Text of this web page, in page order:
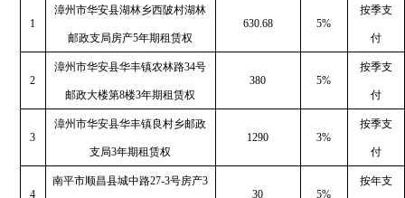
1
漳州市华安县湖林乡西陂村湖林
邮政支局房产5年期租赁权
630.68 5%
按季支
付
2
漳州市华安县华丰镇农林路34号
邮政大楼第8楼3年期租赁权
380 5%
按季支
付
3
漳州市华安县华丰镇良村乡邮政
支局3年期租赁权
1290 3%
按季支
付
4
南平市顺昌县城中路27-3号房产3
30 5%
按年支